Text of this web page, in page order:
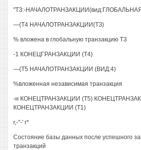
"ТЗ:-
—(Т4 НАЧАЛОТРАНЗАКЦИИ(ТЗ)
% вложена в глобальную транзакцию ТЗ
-1 КОНЕЦГРАНЗАКЦИИ (Т4)
—(Т5 НАЧАЛОТРАНЗАКЦИИ (ВИД:4)
%вложенная независимая транзакция
-н КОНЕЦТРАНЗАКЦИИ (Т5)
КОНЕЦТРАНЗАКЦИИ (Т1)
г,-"-' г*
Состояние базы данных после успешного
транзакций